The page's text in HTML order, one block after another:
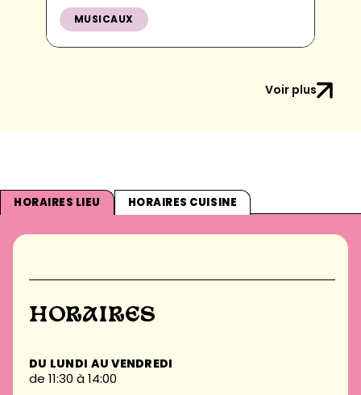
MUSICAUX
Voir plus
HORAIRES LIEU HORAIRES CUISINE
HORAIRES
DU LUNDI AU VENDREDI
de 11:30 à 14:00